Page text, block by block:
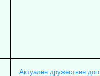
Актуален дружествен